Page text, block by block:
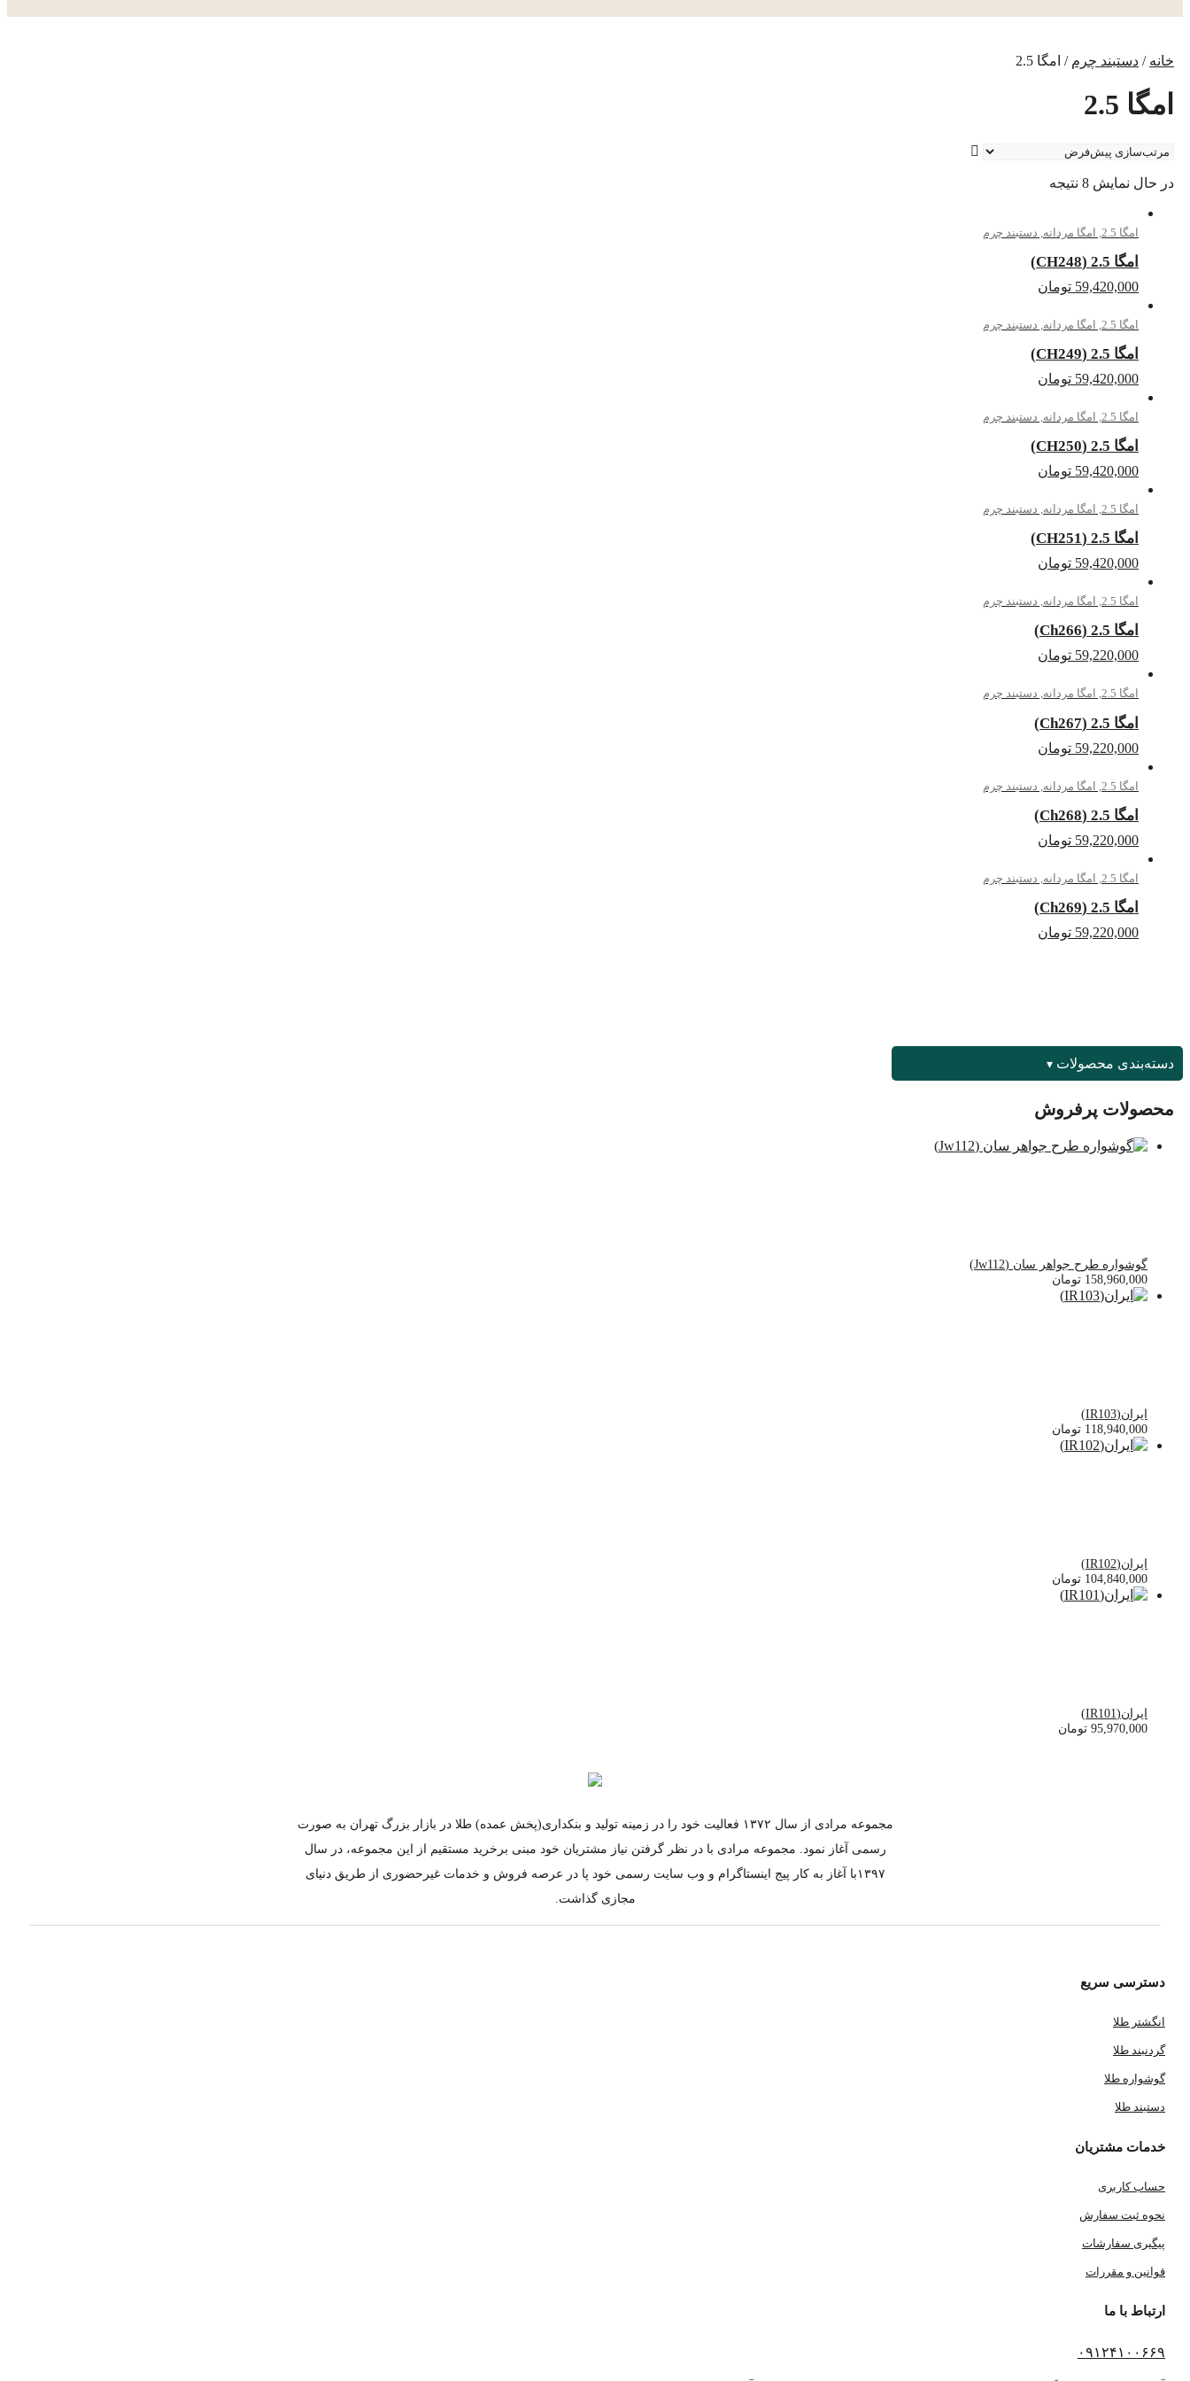
خانه / دستبند چرم / امگا 2.5
امگا 2.5
در حال نمایش 8 نتیجه
امگا 2.5 امگا مردانه دستبند چرم
امگا 2.5 (CH248)
59,420,000 تومان
امگا 2.5 امگا مردانه دستبند چرم
امگا 2.5 (CH249)
59,420,000 تومان
امگا 2.5 , امگا مردانه, دستبند چرم
امگا 2.5 (CH250)
59,420,000 تومان
امگا 2.5 , امگا مردانه, دستبند چرم
امگا 2.5 (CH251)
59,420,000 تومان
امگا 2.5 , امگا مردانه, دستبند چرم
امگا 2.5 (Ch266)
59,220,000 تومان
امگا 2.5 , امگا مردانه, دستبند چرم
امگا 2.5 (Ch267)
59,220,000 تومان
امگا 2.5 امگا مردانه دستبند چرم
امگا 2.5 (Ch268)
59,220,000 تومان
امگا 2.5 امگا مردانه دستبند چرم
امگا 2.5 (Ch269)
59,220,000 تومان
دسته‌بندی محصولات
محصولات پرفروش
گوشواره طرح جواهر سان (Jw112)
158,960,000 تومان
ایران(IR103)
118,940,000 تومان
ایران(IR102)
104,840,000 تومان
ایران(IR101)
95,970,000 تومان
مجموعه مرادی از سال ۱۳۷۲ فعالیت خود را در زمینه تولید و بنکداری(پخش عمده) طلا در بازار بزرگ تهران به صورت
رسمی آغاز نمود. مجموعه مرادی با در نظر گرفتن نیاز مشتریان خود مبنی برخرید مستقیم از این مجموعه، در سال
۱۳۹۷با آغاز به کار پیج اینستاگرام و وب سایت رسمی خود پا در عرصه فروش و خدمات غیرحضوری از طریق دنیای
مجازی گذاشت.
دسترسی سریع
انگشتر طلا
گردنبند طلا
گوشواره طلا
دستبند طلا
خدمات مشتریان
حساب کاربری
نحوه ثبت سفارش
پیگیری سفارشات
قوانین و مقررات
ارتباط با ما
۰۹۱۲۴۱۰۰۶۶۹